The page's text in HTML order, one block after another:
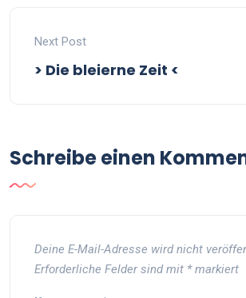
Next Post
> Die bleierne Zeit <
Schreibe einen
Deine E-Mail-Adresse wird nicht
Erforderliche Felder sind mit *markiert